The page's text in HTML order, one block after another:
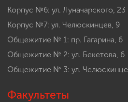
Корпус №6: ул. Луначарского, 23
Корпус №7: ул. Челюскинцев, 9
Общежитие № 1: пр. Гагарина, 6
Общежитие № 2: ул. Бекетова, 6
Общежитие № 3: ул.
Факультеты